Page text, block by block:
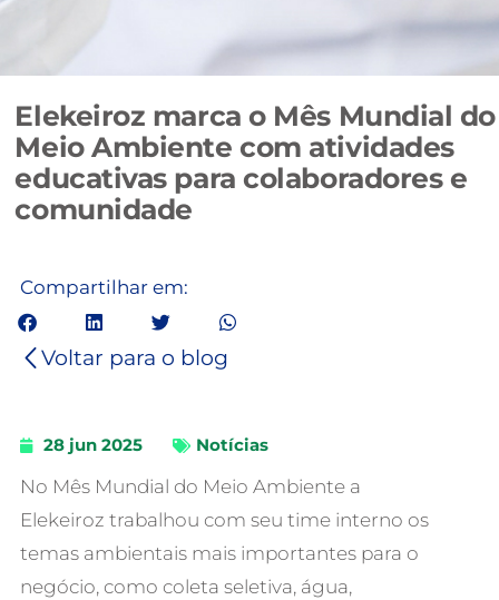
Elekeiroz marca o Mês Mundial do
Meio Ambiente com atividades
educativas para colaboradores e
comunidade
Compartilhar em:
Voltar para o blog
28 jun 2025 Notícias
No Mês Mundial do Meio Ambiente a
Elekeiroz trabalhou com seu time interno os
temas ambientais mais importantes para o
negócio, como coleta seletiva, água,